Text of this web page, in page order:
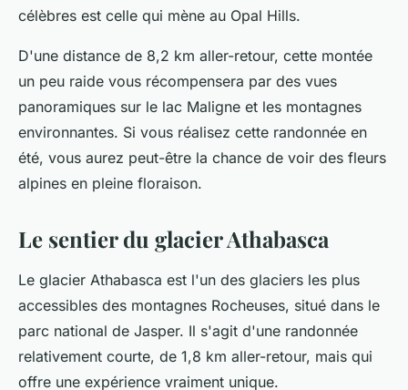
célèbres est celle qui mène au Opal Hills.
D'une distance de 8,2 km aller-retour, cette montée
un peu raide vous récompensera par des vues
panoramiques sur le lac Maligne et les montagnes
environnantes. Si vous réalisez cette randonnée en
été, vous aurez peut-être la chance de voir des fleurs
alpines en pleine floraison.
Le sentier du glacier Athabasca
Le glacier Athabasca est l'un des glaciers les plus
accessibles des montagnes Rocheuses, situé dans le
parc national de Jasper. Il s'agit d'une randonnée
relativement courte, de 1,8 km aller-retour, mais qui
offre une expérience vraiment unique.